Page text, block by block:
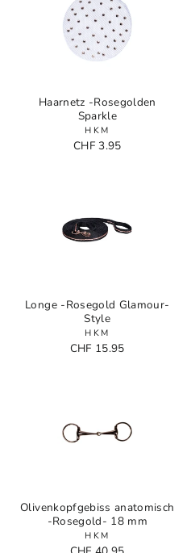
Haarnetz -Rosegolden
Sparkle
HKM
CHF 3.95
Longe -Rosegold Glamour-
Style
HKM
CHF 15.95
Olivenkopfgebiss anatomisch
-Rosegold- 18 mm
HKM